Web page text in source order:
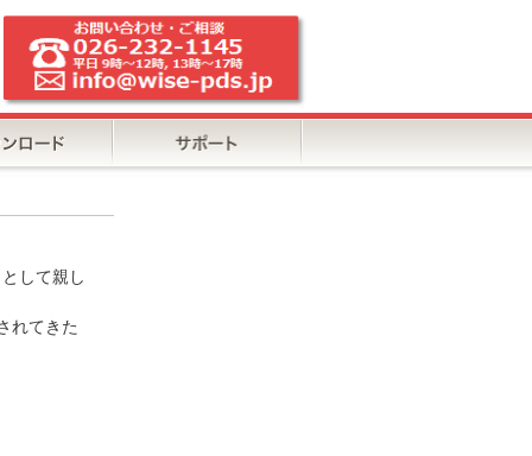
して親し
れてきた